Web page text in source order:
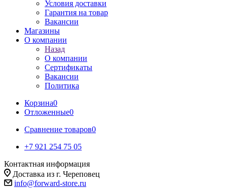
Условия доставки
Гарантия на товар
Вакансии
Магазины
О компании
Назад
О компании
Сертификаты
Вакансии
Политика
Корзина0
Отложенные0
Сравнение товаров0
+7 921 254 75 05
Контактная информация
Доставка из г. Череповец
info@forward-store.ru